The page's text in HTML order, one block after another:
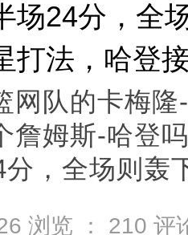
场24分，全
打法，哈登
网队的卡梅
詹姆斯-哈登
，全场则轰
浏览 ： 210 评